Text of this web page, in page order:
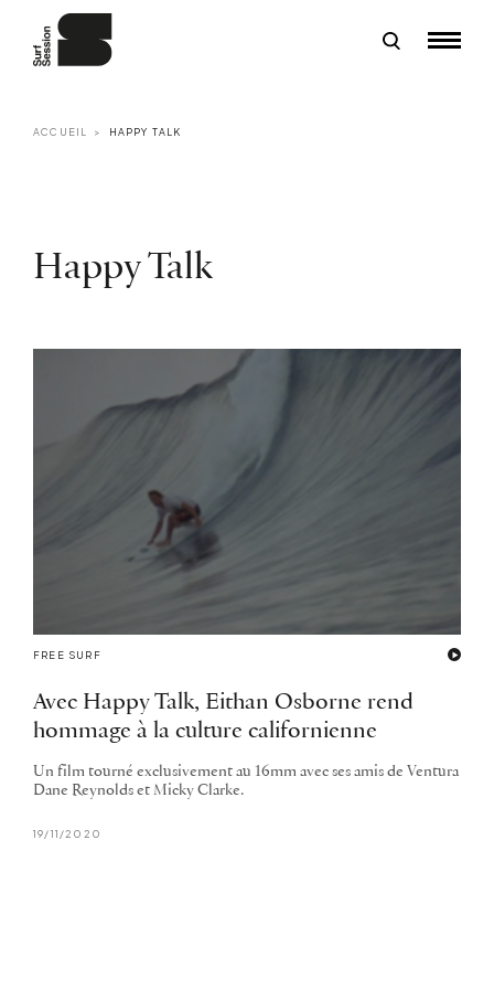
ACCUEIL HAPPY TALK
Happy Talk
FREE SURF
Avec Happy Talk, Eithan Osborne rend
hommage à la culture californienne
Un film tourné exclusivement au 16mm avec ses amis de Ventura
Dane Reynolds et Micky Clarke.
19/11/2020